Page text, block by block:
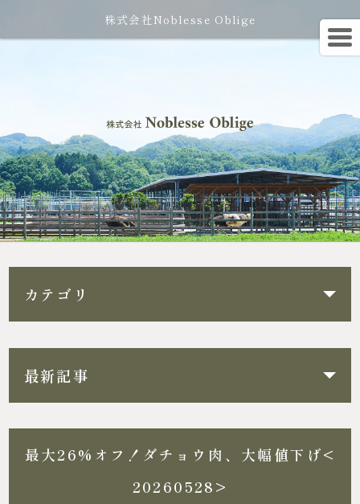
株式会社Noblesse Oblige
カテゴリ
最新記事
最大26%オフ！ダチョウ肉、大幅値下げ<
20260528>